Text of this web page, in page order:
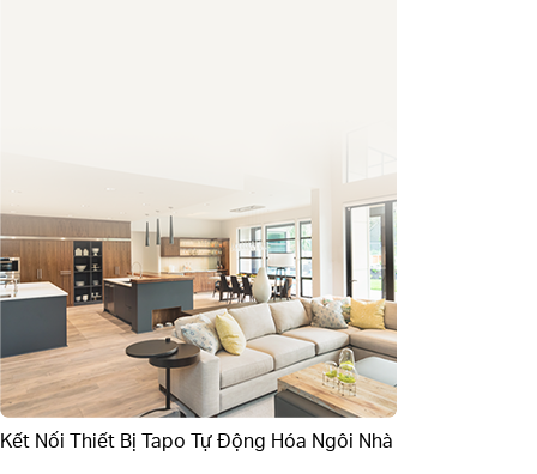
Kết Nối Thiết Bị Tapo Tự Động Hóa Ngôi Nhà